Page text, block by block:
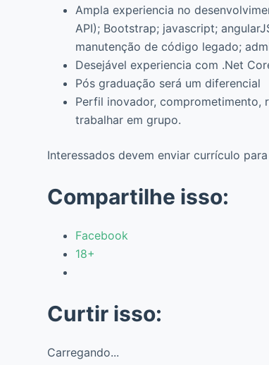
Ampla experiencia no
API); Bootstrap; javascript;
manutenção de código legado;
Desejável experiencia com .Net
Pós graduação será um diferencial
Perfil inovador, comprometimento,
trabalhar em grupo.
Interessados devem enviar currículo para
Compartilhe isso:
Facebook
18+
Curtir isso:
Carregando...